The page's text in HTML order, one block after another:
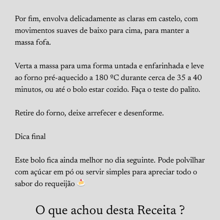
Por fim, envolva delicadamente as claras em castelo, com
movimentos suaves de baixo para cima, para manter a
massa fofa.
Verta a massa para uma forma untada e enfarinhada e leve
ao forno pré-aquecido a 180 ºC durante cerca de 35 a 40
minutos, ou até o bolo estar cozido. Faça o teste do palito.
Retire do forno, deixe arrefecer e desenforme.
Dica final
Este bolo fica ainda melhor no dia seguinte. Pode polvilhar
com açúcar em pó ou servir simples para apreciar todo o
sabor do requeijão
O que achou desta Receita ?